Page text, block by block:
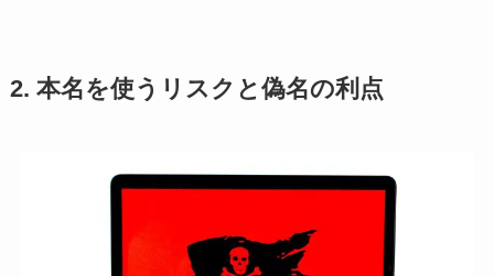
2. 本名を使うリスクと偽名の利点